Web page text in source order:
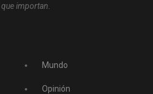
importan.
Mundo
Opinión